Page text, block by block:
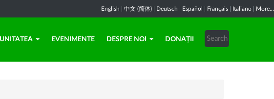
English 中文 (简体) Deutsch Español Français Italiano More...
EVENIMENTE DESPRE NOI DONAȚII